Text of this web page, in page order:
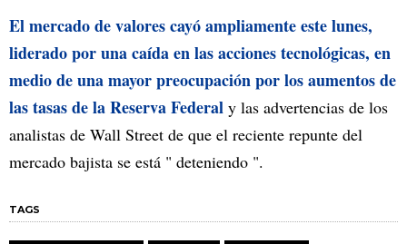
El mercado de valores cayó ampliamente este lunes,
liderado por una caída en las acciones tecnológicas, en
medio de una mayor preocupación por los aumentos de
las tasas de la Reserva Federal y las advertencias de los
analistas de Wall Street de que el reciente repunte del
mercado bajista se está " deteniendo ".
TAGS